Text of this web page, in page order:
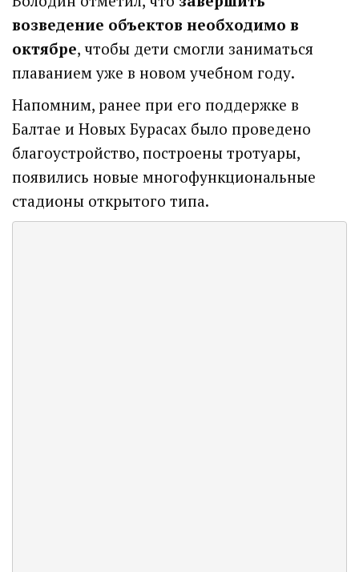
возведение объектов необходимо в
октябре, чтобы дети смогли заниматься
плаванием уже в новом учебном году.
Напомним, ранее при его поддержке в
Балтае и Новых Бурасах было проведено
благоустройство, построены тротуары,
появились новые многофункциональные
стадионы открытого типа.